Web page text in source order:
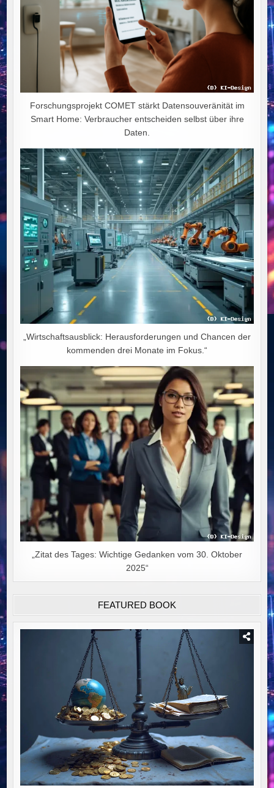
Forschungsprojekt COMET stärkt Datensouveränität im
Smart Home: Verbraucher entscheiden selbst über ihre
Daten.
„Wirtschaftsausblick: Herausforderungen und Chancen der
kommenden drei Monate im Fokus.“
„Zitat des Tages: Wichtige Gedanken vom 30. Oktober
2025“
FEATURED BOOK